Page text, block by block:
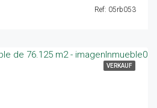
Ref: 05rb053
VERKAUF